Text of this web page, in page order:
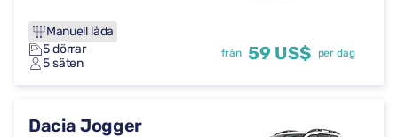
Manuell låda
5 dörrar
5 säten
från 59 US$ per dag
Dacia Jogger